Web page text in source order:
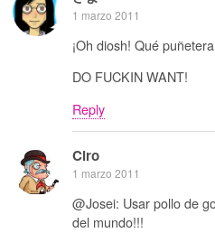
1 marzo 2011
¡Oh diosh! Qué
DO FUCKIN WANT!
Reply
Ciro
1 marzo 2011
@Josei: Usar pollo de
del mundo!!!